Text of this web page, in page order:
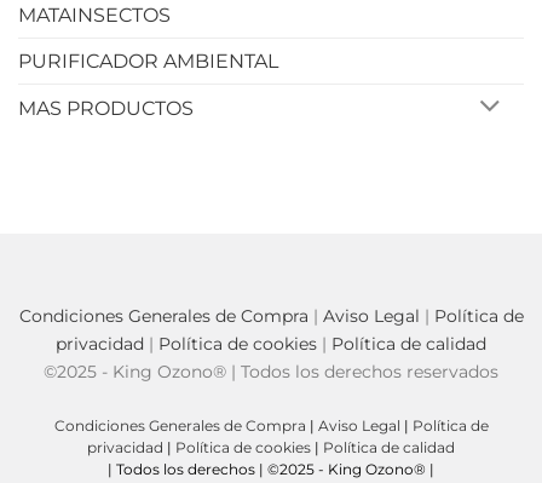
MATAINSECTOS
PURIFICADOR AMBIENTAL
MAS PRODUCTOS
Condiciones Generales de Compra | Aviso Legal | Política de
privacidad | Política de cookies | Política de calidad
©2025 - King Ozono® | Todos los derechos reservados
Condiciones Generales de Compra Aviso Legal
Política de
privacidad
Política de cookies
Política de calidad
| Todos los derechos | ©2025 - King Ozono® |